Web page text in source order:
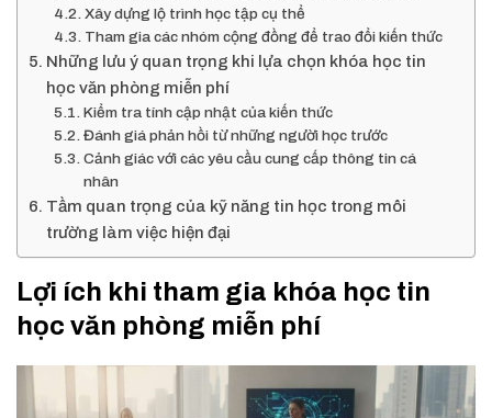
Xây dựng lộ trình học tập cụ thể
Tham gia các nhóm cộng đồng để trao đổi kiến thức
Những lưu ý quan trọng khi lựa chọn khóa học tin
học văn phòng miễn phí
Kiểm tra tính cập nhật của kiến thức
Đánh giá phản hồi từ những người học trước
Cảnh giác với các yêu cầu cung cấp thông tin cá
nhân
Tầm quan trọng của kỹ năng tin học trong môi
trường làm việc hiện đại
Lợi ích khi tham gia khóa học tin
học văn phòng miễn phí